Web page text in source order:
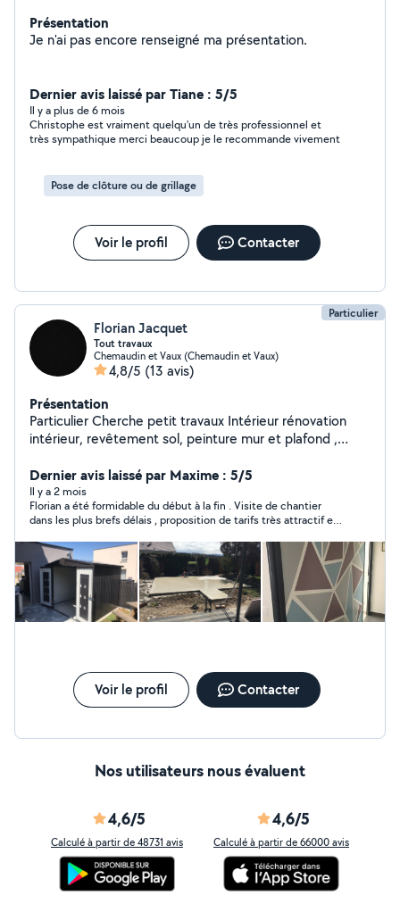
Présentation
Je n'ai pas encore renseigné ma présentation.
Dernier avis laissé par Tiane : 5/5
Il y a plus de 6 mois
Christophe est vraiment quelqu'un de très professionnel et
très sympathique merci beaucoup je le recommande vivement
Pose de clôture ou de grillage
Voir le profil Contacter
Particulier
Florian Jacquet
Tout travaux
Chemaudin et Vaux (Chemaudin et Vaux)
4,8/5 (13 avis)
Présentation
Particulier Cherche petit travaux Intérieur rénovation
intérieur, revêtement sol, peinture mur et plafond ,
Extérieur Travaux de maçonnerie (dalles, fondations ,
mur de soutènement , pose de grillage rigide ,
installation pergolas bois, taillage d'arbre, entretient
pelouse, terrasse en bois..)
Dernier avis laissé par Maxime : 5/5
Il y a 2 mois
Florian a été formidable du début à la fin . Visite de chantier
dans les plus brefs délais , proposition de tarifs très attractif et
des photos de l’avancement des travaux au fur et à mesure de
la journée , équipée du matériel nécessaire. Rien à redire , si ce
n’est que je fais déjà appel à lui pour d’éventuels futurs travaux .
Voir le profil Contacter
Nos utilisateurs nous évaluent
4,6/5
Calculé à partir de 48731 avis
4,6/5
Calculé à partir de 66000 avis